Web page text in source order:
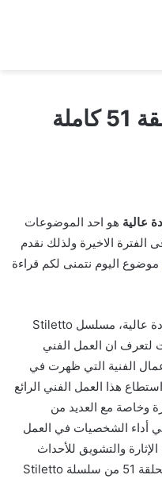
مسلسل ستيليتو الحلقة 51 كاملة
هو احد الموضوعات
الفترة الاخيرة ولذلك نقدم
موضوع اليوم نتمنى لكم قراءة
مسلسل ستيليتو الحلقة 51 كاملة بجودة عالية، مسلسل Stiletto
لتعرف ان العمل الفني
الفنية التي ظهرت في
هذا العمل الفني الرائع
وخاصة مع العديد من
أداء الشخصيات في العمل
والتشويق للأحداث
المختلفة، سنكتشف كيفية مشاهدة الحلقة 51 من سلسلة Stiletto